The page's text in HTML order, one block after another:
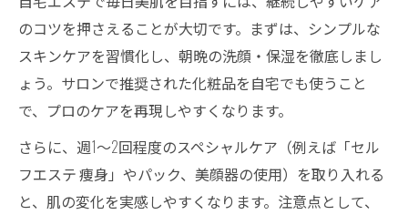
のコツを押さえることが大切です。まずは、シンプルな
スキンケアを習慣化し、朝晩の洗顔・保湿を徹底しまし
ょう。サロンで推奨された化粧品を自宅でも使うこと
で、プロのケアを再現しやすくなります。
さらに、週1～2回程度のスペシャルケア（例えば「セル
フエステ 痩身」やパック、美顔器の使用）を取り入れる
と、肌の変化を実感しやすくなります。注意点として、